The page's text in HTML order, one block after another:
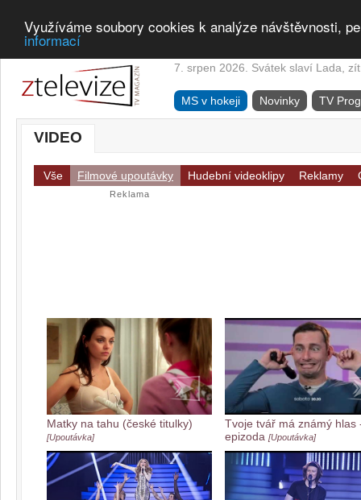
Využíváme soubory cookies k analýze návštěvnosti,
informací
7. srpen 2026. Svátek slaví Lada,
MS v hokeji Novinky TV
VIDEO
Vše Filmové upoutávky Hudební videoklipy Reklamy
Reklama
Matky na tahu (české titulky)
[Upoutávka]
Tvoje tvář má známý hlas
epizoda [Upoutávka]